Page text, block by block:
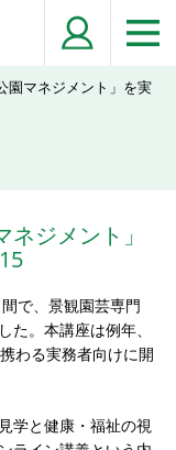
園マネジメント」を実
ジメント」
で、景観園芸専門
。本講座は例年、
わる実務者向けに開
学と健康・福祉の視